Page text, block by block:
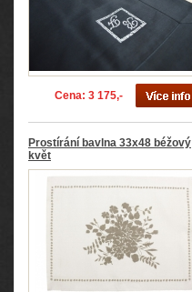
Cena: 3 175,-
Prostírání bavlna 33x48 béžový
květ